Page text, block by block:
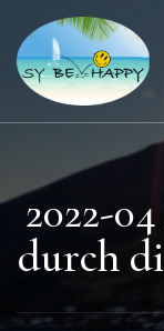
Sailing Be
ein Traum wird wahr
2022-
durch